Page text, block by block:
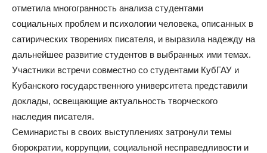
отметила многогранность анализа студентами
социальных проблем и психологии человека, описанных в
сатирических творениях писателя, и выразила надежду на
дальнейшее развитие студентов в выбранных ими темах.
Участники встречи совместно со студентами КубГАУ и
Кубанского государственного университета представили
доклады, освещающие актуальность творческого
наследия писателя.
Семинаристы в своих выступлениях затронули темы
бюрократии, коррупции, социальной несправедливости и